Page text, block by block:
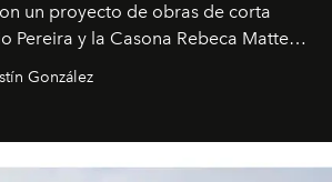
un proyecto de obras de corta
Pereira y la Casona Rebeca Matte
lugares que han albergado estas
en escena son limpias; ponen el
González